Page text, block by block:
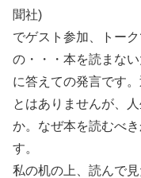
聞社)
でゲスト参加、トー
の・・・本を読まな
に答えての発言です
とはありませんが、
か。なぜ本を読むべ
す。
私の机の上、読んで